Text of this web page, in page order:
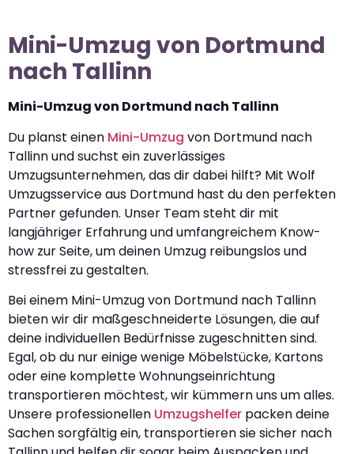
Mini-Umzug von Dortmund
nach Tallinn
Mini-Umzug von Dortmund nach Tallinn
Du planst einen Mini-Umzug von Dortmund nach
Tallinn und suchst ein zuverlässiges
Umzugsunternehmen, das dir dabei hilft? Mit Wolf
Umzugsservice aus Dortmund hast du den perfekten
Partner gefunden. Unser Team steht dir mit
langjähriger Erfahrung und umfangreichem Know-
how zur Seite, um deinen Umzug reibungslos und
stressfrei zu gestalten.
Bei einem Mini-Umzug von Dortmund nach Tallinn
bieten wir dir maßgeschneiderte Lösungen, die auf
deine individuellen Bedürfnisse zugeschnitten sind.
Egal, ob du nur einige wenige Möbelstücke, Kartons
oder eine komplette Wohnungseinrichtung
transportieren möchtest, wir kümmern uns um alles.
Unsere professionellen Umzugshelfer packen deine
Sachen sorgfältig ein, transportieren sie sicher nach